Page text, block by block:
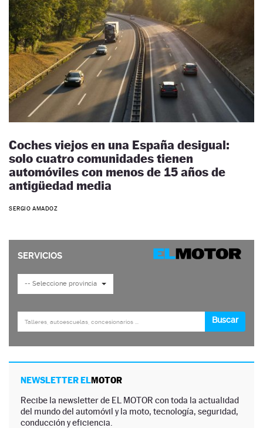
Coches viejos en una España desigual:
solo cuatro comunidades tienen
automóviles con menos de 15 años de
antigüedad media
SERGIO AMADOZ
NEWSLETTER ELMOTOR
Recibe la newsletter de EL MOTOR con toda la actualidad
del mundo del automóvil y la moto, tecnología, seguridad,
conducción y eficiencia.